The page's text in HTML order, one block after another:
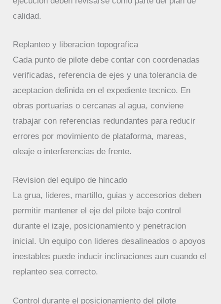
calidad.
Replanteo y liberacion topografica
Cada punto de pilote debe contar con coordenadas
verificadas, referencia de ejes y una tolerancia de
aceptacion definida en el expediente tecnico. En
obras portuarias o cercanas al agua, conviene
trabajar con referencias redundantes para reducir
errores por movimiento de plataforma, mareas,
oleaje o interferencias de frente.
Revision del equipo de hincado
La grua, lideres, martillo, guias y accesorios deben
permitir mantener el eje del pilote bajo control
durante el izaje, posicionamiento y penetracion
inicial. Un equipo con lideres desalineados o apoyos
inestables puede inducir inclinaciones aun cuando el
replanteo sea correcto.
Control durante el posicionamiento del pilote